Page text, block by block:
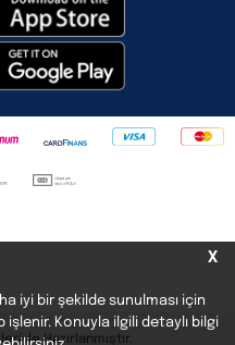
X
iyi bir şekilde sunulması için
Konuyla ilgili detaylı bilgi
Hazırlanmıştır.